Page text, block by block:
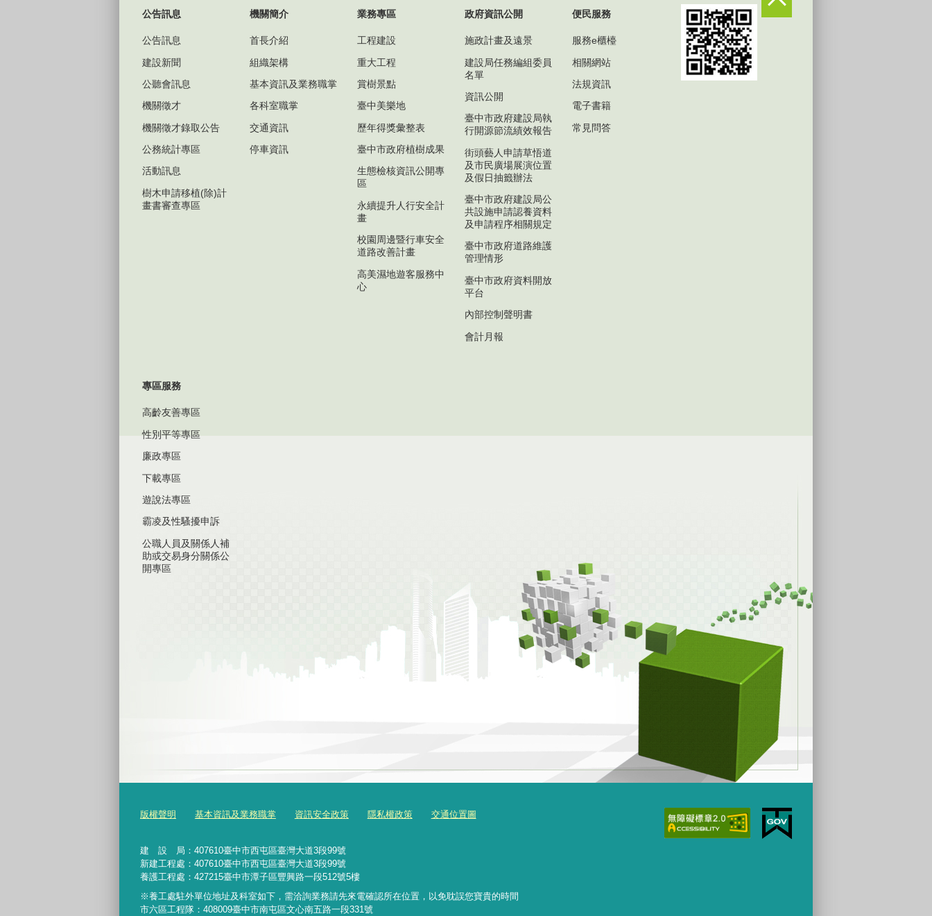
公告訊息
公告訊息
建設新聞
公聽會訊息
機關徵才
機關徵才錄取公告
公務統計專區
活動訊息
樹木申請移植(除)計
畫書審查專區
機關簡介
首長介紹
組織架構
基本資訊及業務職掌
各科室職掌
交通資訊
停車資訊
業務專區
工程建設
重大工程
賞樹景點
臺中美樂地
歷年得獎彙整表
臺中市政府植樹成果
生態檢核資訊公開專
區
永續提升人行安全計
畫
校園周邊暨行車安全
道路改善計畫
高美濕地遊客服務中
心
政府資訊公開
施政計畫及遠景
建設局任務編組委員
名單
資訊公開
臺中市政府建設局執
行開源節流績效報告
街頭藝人申請草悟道
及市民廣場展演位置
及假日抽籤辦法
臺中市政府建設局公
共設施申請認養資料
及申請程序相關規定
臺中市政府道路維護
管理情形
臺中市政府資料開放
平台
內部控制聲明書
會計月報
便民服務
服務e櫃檯
相關網站
法規資訊
電子書籍
常見問答
專區服務
高齡友善專區
性別平等專區
廉政專區
下載專區
遊說法專區
霸凌及性騷擾申訴
公職人員及關係人補
助或交易身分關係公
開專區
版權聲明 基本資訊及業務職掌 資訊安全政策 隱私權政策 交通位置圖
建 設 局： 407610臺中市西屯區臺灣大道3段99號
新建工程處：407610臺中市西屯區臺灣大道3段99號
養護工程處：427215臺中市潭子區豐興路一段512號5樓
※養工處駐外單位地址及科室如下，需洽詢業務請先來電確認所在位置，以免耽誤您寶貴的時間
市六區工程隊：408009臺中市南屯區文心南五路一段331號